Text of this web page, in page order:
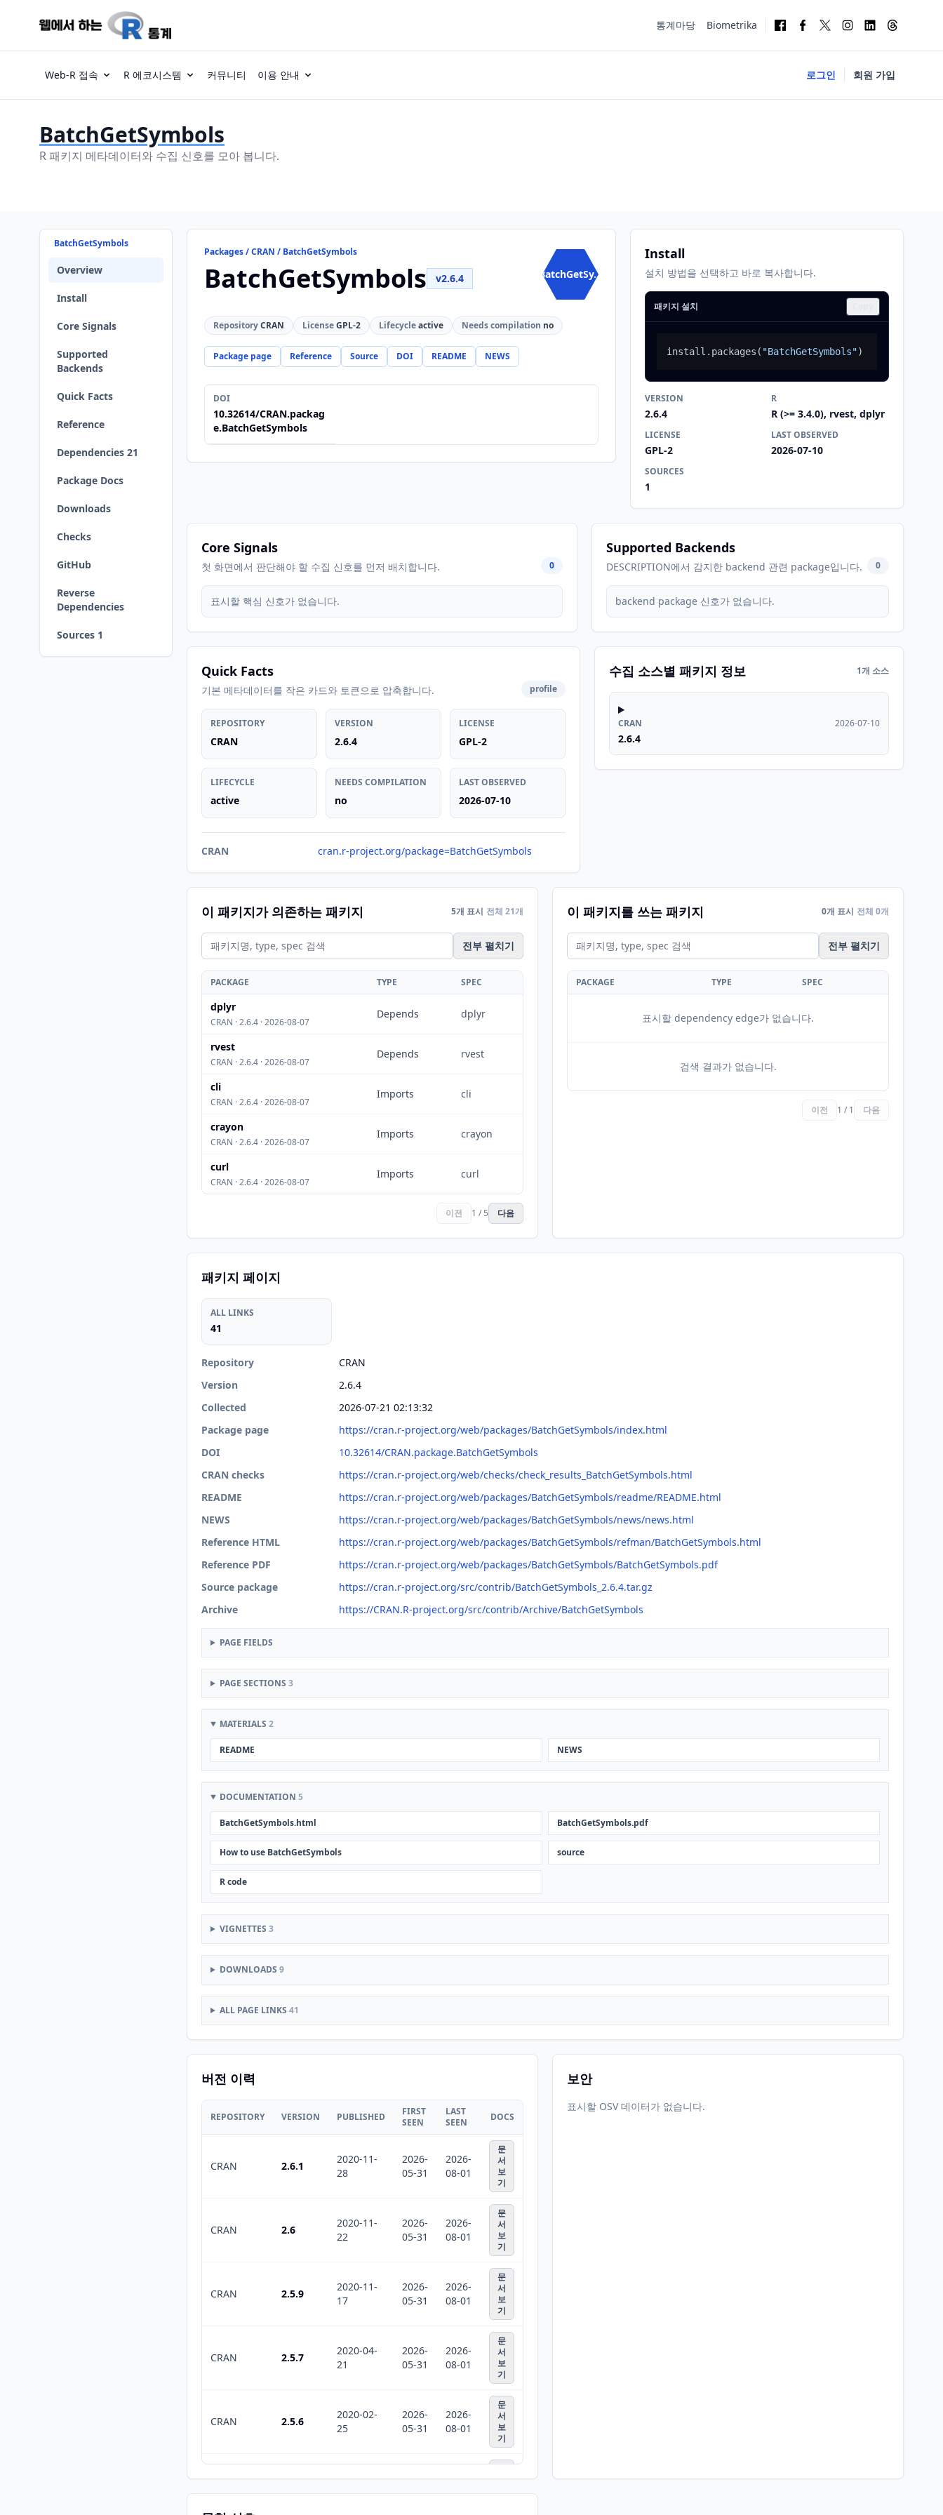
통계마당 Biometrika
Web-R 접속 R 에코시스템 커뮤니티 이용 안내 로그인 회원 가입
BatchGetSymbols
R 패키지 메타데이터와 수집 신호를 모아 봅니다.
BatchGetSymbols
Overview
Install
Core Signals
Supported
Backends
Quick Facts
Reference
Dependencies 21
Package Docs
Downloads
Checks
GitHub
Reverse
Dependencies
Sources 1
Packages / CRAN / BatchGetSymbols
BatchGetSymbols v2.6.4 BatchGetSy...
RepositoryCRAN LicenseGPL-2 Lifecycleactive Needs compilation no
Package page Reference Source DOI README NEWS
DOI
10.32614/CRAN.packag
e.BatchGetSymbols
Install
설치 방법을 선택하고 바로 복사합니다.
패키지 설치
install.packages ( "BatchGetSymbols")
VERSION
2.6.4
R
R (>= 3.4.0), rvest, dplyr
LICENSE
GPL-2
LAST OBSERVED
2026-07-10
SOURCES
1
Core Signals
첫 화면에서 판단해야 할 수집 신호를 먼저 배치합니다. 0
표시할 핵심 신호가 없습니다.
Supported Backends
DESCRIPTION에서 감지한 backend 관련 package입니다. 0
backend package 신호가 없습니다.
Quick Facts
기본 메타데이터를 작은 카드와 토큰으로 압축합니다. profile
REPOSITORY
CRAN
VERSION
2.6.4
LICENSE
GPL-2
LIFECYCLE
active
NEEDS COMPILATION
no
LAST OBSERVED
2026-07-10
CRAN cran.r-project.org/package=BatchGetSymbols
수집 소스별 패키지 정보 1개 소스
CRAN
2.6.4
2026-07-10
이 패키지가 의존하는 패키지 5개 표시 전체 21개
전부 펼치기
PACKAGE TYPE SPEC
dplyr
CRAN · 2.6.4 · 2026-08-07
Depends dplyr
rvest
CRAN · 2.6.4 · 2026-08-07
Depends rvest
cli
CRAN · 2.6.4 · 2026-08-07
Imports cli
crayon
CRAN · 2.6.4 · 2026-08-07
Imports crayon
curl
CRAN · 2.6.4 · 2026-08-07
Imports curl
이전 1 / 5 다음
이 패키지를 쓰는 패키지 0개 표시 전체 0개
전부 펼치기
PACKAGE TYPE SPEC
표시할 dependency edge가 없습니다.
검색 결과가 없습니다.
이전 1 / 1 다음
패키지 페이지
ALL LINKS
41
Repository
CRAN
Version
2.6.4
Collected
2026-07-21 02:13:32
Package page
https://cran.r-project.org/web/packages/BatchGetSymbols/index.html
DOI
10.32614/CRAN.package.BatchGetSymbols
CRAN checks
https://cran.r-project.org/web/checks/check_results_BatchGetSymbols.html
README
https://cran.r-project.org/web/packages/BatchGetSymbols/readme/README.html
NEWS
https://cran.r-project.org/web/packages/BatchGetSymbols/news/news.html
Reference HTML
https://cran.r-project.org/web/packages/BatchGetSymbols/refman/BatchGetSymbols.html
Reference PDF
https://cran.r-project.org/web/packages/BatchGetSymbols/BatchGetSymbols.pdf
Source package
https://cran.r-project.org/src/contrib/BatchGetSymbols_2.6.4.tar.gz
Archive
https://CRAN.R-project.org/src/contrib/Archive/BatchGetSymbols
PAGE FIELDS
PAGE SECTIONS 3
MATERIALS 2
README NEWS
DOCUMENTATION 5
BatchGetSymbols.html BatchGetSymbols.pdf
How to use BatchGetSymbols source
R code
VIGNETTES 3
DOWNLOADS 9
ALL PAGE LINKS 41
버전 이력
REPOSITORY VERSION PUBLISHED
FIRST
SEEN
LAST
SEEN
DOCS
CRAN 2.6.1
2020-11-
28
2026-
05-31
2026-
08-01
문
서
보
기
CRAN 2.6
2020-11-
22
2026-
05-31
2026-
08-01
문
서
보
기
CRAN 2.5.9
2020-11-
17
2026-
05-31
2026-
08-01
문
서
보
기
CRAN 2.5.7
2020-04-
21
2026-
05-31
2026-
08-01
문
서
보
기
CRAN 2.5.6
2020-02-
25
2026-
05-31
2026-
08-01
문
서
보
기
2020-02-
13
2026-
05-31
2026-
08-01
문
서
보안
표시할 OSV 데이터가 없습니다.